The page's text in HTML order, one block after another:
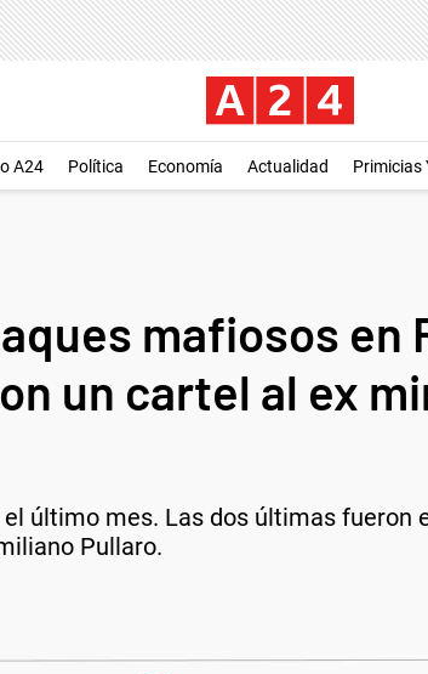
A24 Política Economía Actualidad Primicias
mafiosos en
un cartel al ex
último mes. Las dos últimas fueron
Pullaro.